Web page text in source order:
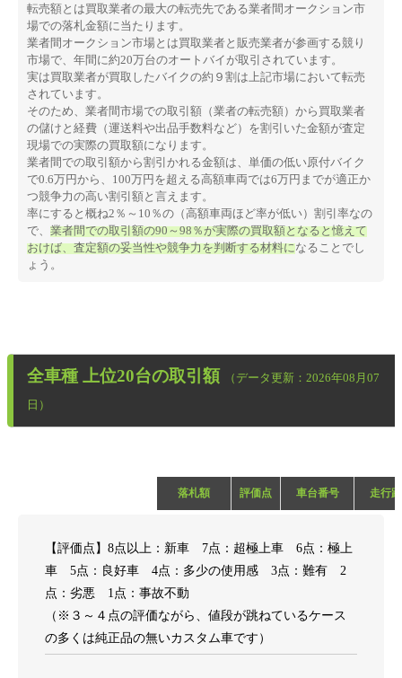
転売額とは買取業者の最大の転売先である業者間オークション市
場での落札金額に当たります。
業者間オークション市場とは買取業者と販売業者が参画する競り
市場で、年間に約20万台のオートバイが取引されています。
実は買取業者が買取したバイクの約９割は上記市場において転売
されています。
そのため、業者間市場での取引額（業者の転売額）から買取業者
の儲けと経費（運送料や出品手数料など）を割引いた金額が査定
現場での実際の買取額になります。
業者間での取引額から割引かれる金額は、単価の低い原付バイク
で0.6万円から、100万円を超える高額車両では6万円までが適正か
つ競争力の高い割引額と言えます。
率にすると概ね2％～10％の（高額車両ほど率が低い）割引率なの
で、 業者間での取引額の90～98％が実際の買取額となると憶えて
おけば、査定額の妥当性や競争力を判断する材料になることでし
ょう。
全車種 上位20台の取引額
（データ更新：2026年08月07
日）
落札額 評価点 車台番号 走行
【評価点】8点以上：新車 7点：超極上車 6点：極上
車 5点：良好車 4点：多少の使用感 3点：難有 2
点：劣悪 1点：事故不動
（※３～４点の評価ながら、値段が跳ねているケース
の多くは純正品の無いカスタム車です）